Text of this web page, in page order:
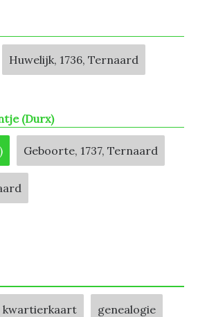
Huwelijk, 1736, Ternaard
(Durx)
Geboorte, 1737, Ternaard
kwartierkaart genealogie